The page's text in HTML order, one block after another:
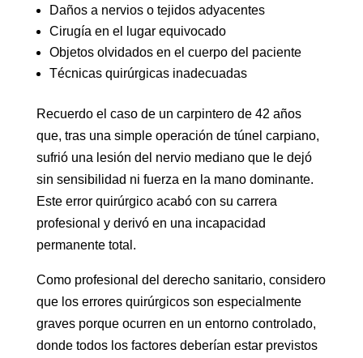
Daños a nervios o tejidos adyacentes
Cirugía en el lugar equivocado
Objetos olvidados en el cuerpo del paciente
Técnicas quirúrgicas inadecuadas
Recuerdo el caso de un carpintero de 42 años
que, tras una simple operación de túnel carpiano,
sufrió una lesión del nervio mediano que le dejó
sin sensibilidad ni fuerza en la mano dominante.
Este error quirúrgico acabó con su carrera
profesional y derivó en una incapacidad
permanente total.
Como profesional del derecho sanitario, considero
que los errores quirúrgicos son especialmente
graves porque ocurren en un entorno controlado,
donde todos los factores deberían estar previstos